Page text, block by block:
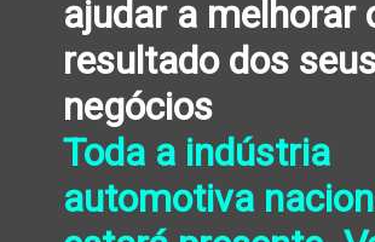
ajudar a melhorar
resultado dos
negócios
Toda a indústria
automotiva